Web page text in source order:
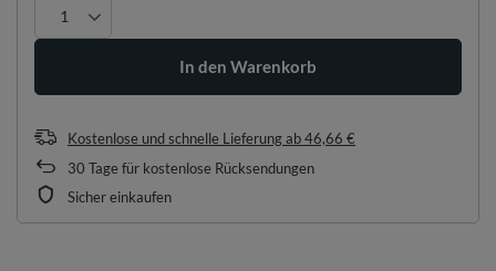
In den Warenkorb
Kostenlose und schnelle Lieferungab46,66 €
30 Tage für kostenlose Rücksendungen
Sicher einkaufen